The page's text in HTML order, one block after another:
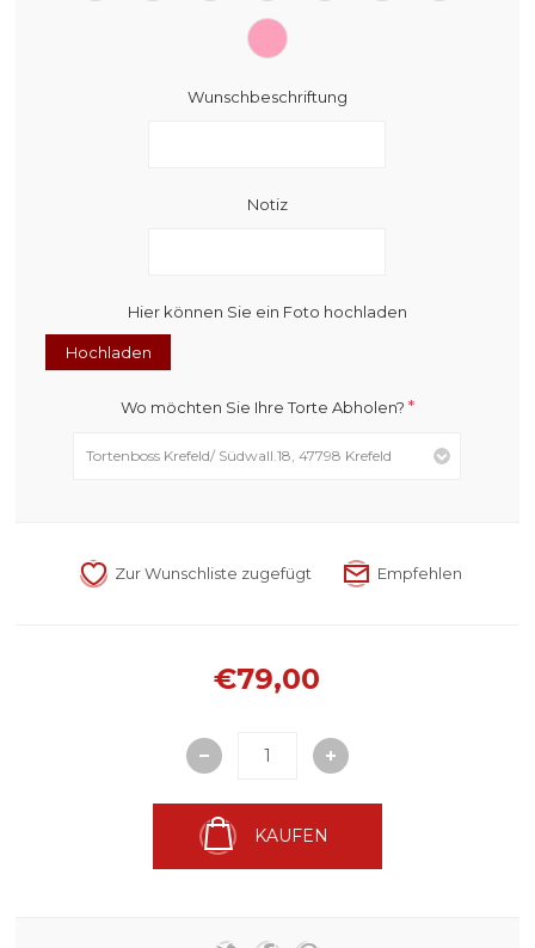
Wunschbeschriftung
Notiz
Hier können Sie ein Foto hochladen
Hochladen
Wo möchten Sie Ihre Torte Abholen? *
€79,00
KAUFEN